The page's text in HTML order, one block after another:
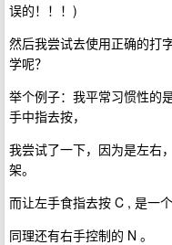
误的！！！)
然后我尝试去使用正确的打
学呢？
举个例子：我平常习惯性的
手中指去按，
我尝试了一下，因为是左右
架。
而让左手食指去按 C , 是一
同理还有右手控制的 N 。